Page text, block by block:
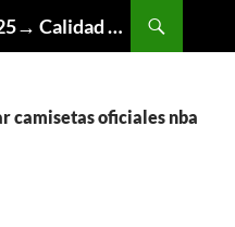
Camiseta Juventus 2024 2025→ Calidad Thai AAA
camisetas oficiales nba